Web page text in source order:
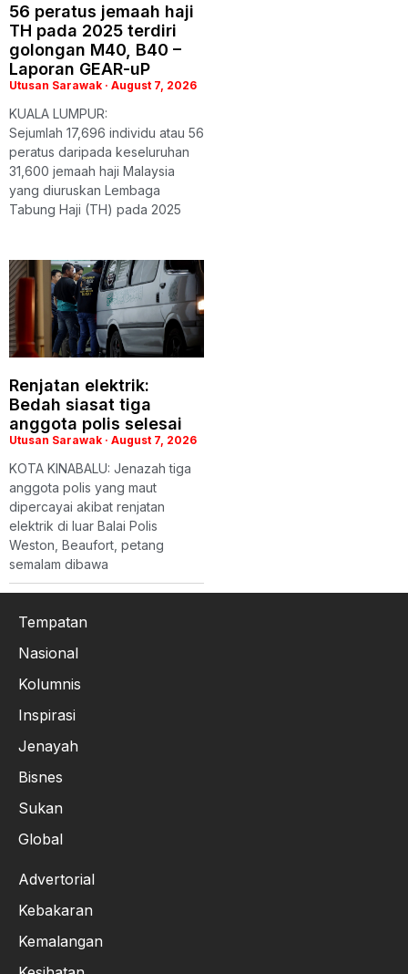
56 peratus jemaah haji
TH pada 2025 terdiri
golongan M40, B40 –
Laporan GEAR-uP
Utusan Sarawak August 7, 2026
KUALA LUMPUR:
Sejumlah 17,696 individu atau 56
peratus daripada keseluruhan
31,600 jemaah haji Malaysia
yang diuruskan Lembaga
Tabung Haji (TH) pada 2025
Renjatan elektrik:
Bedah siasat tiga
anggota polis selesai
Utusan Sarawak August 7, 2026
KOTA KINABALU: Jenazah tiga
anggota polis yang maut
dipercayai akibat renjatan
elektrik di luar Balai Polis
Weston, Beaufort, petang
semalam dibawa
Tempatan
Nasional
Kolumnis
Inspirasi
Jenayah
Bisnes
Sukan
Global
Advertorial
Kebakaran
Kemalangan